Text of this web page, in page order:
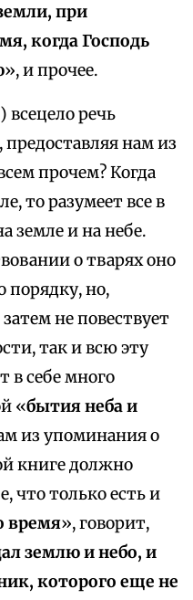
при
когда Господь
», и прочее.
речь
нам из
прочем? Когда
то разумеет все в
земле и на небе.
о тварях оно
порядку, но,
не повествует
так и всю эту
в себе много
«бытия неба и
из упоминания о
книге должно
что только есть и
время», говорит,
землю и небо, и
которого еще не